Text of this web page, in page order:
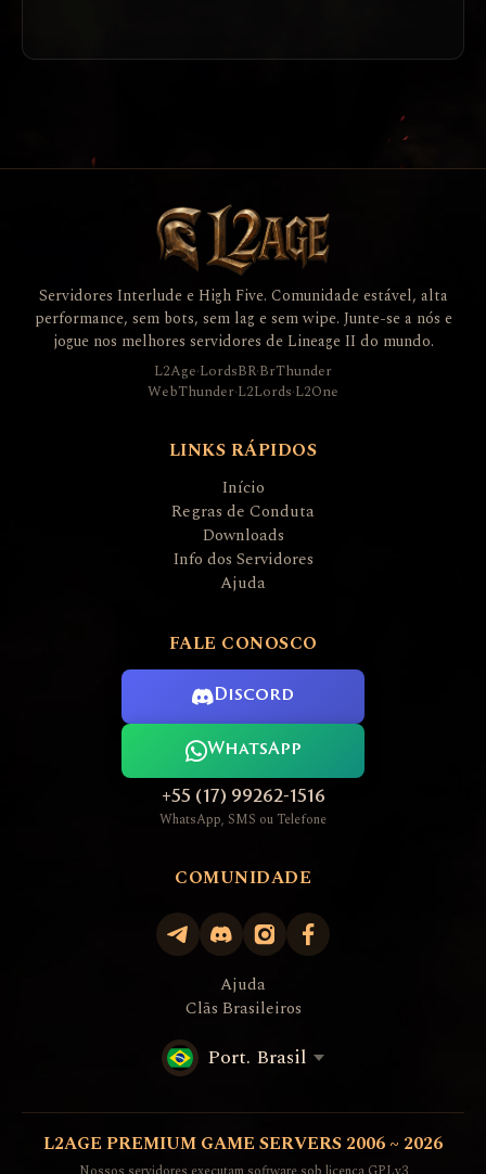
Servidores Interlude e High Five. Comunidade estável, alta
performance, sem bots, sem lag e sem wipe. Junte-se a nós e
jogue nos melhores servidores de Lineage II do mundo.
L2Age·LordsBR·BrThunder
WebThunder·L2Lords·L2One
LINKS RÁPIDOS
Início
Regras de Conduta
Downloads
Info dos Servidores
Ajuda
FALE CONOSCO
Discord
WhatsApp
+55 (17) 99262-1516
WhatsApp, SMS ou Telefone
COMUNIDADE
Ajuda
Clãs Brasileiros
Port. Brasil
L2AGE PREMIUM GAME SERVERS 2006 ~ 2026